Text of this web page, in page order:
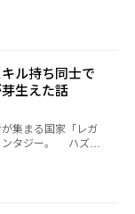
ころか日頃からの
いてダンジョン内
秘められた力のお
づき、しかもダン
ンサーのA級探索
上位探索
と呼ばれる魔物た
会からのサポート
前絶後の大バズり
たものの、これ
去に立ち向かいな
戦う現代ファンタ
人公「烏
実に立ち向かい、
章から本格的に物
ル持ち同士で
生えた話
集まる国家「レガ
ー。 ハズレ
の町娘「ポルカ」
たヒロインの伯爵
ダンジョン攻略を